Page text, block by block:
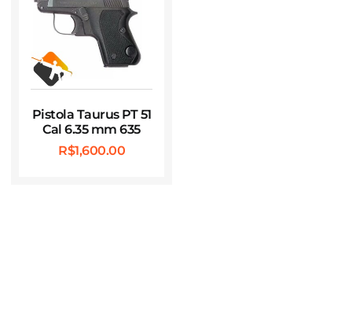
Pistola Taurus PT 51
Cal 6.35 mm 635
R$1,600.00